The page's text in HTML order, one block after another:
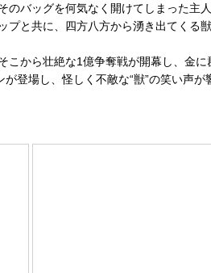
バッグを何気なく開けてしまった主
プと共に、四方八方から湧き出てくる
ら壮絶な1億争奪戦が開幕し、金に
登場し、怪しく不敵な“獣”の笑い声